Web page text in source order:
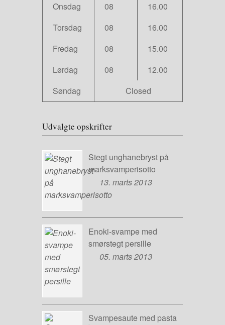
Onsdag
08
16.00
Torsdag
08
16.00
Fredag
08
15.00
Lørdag
08
12.00
Søndag
Closed
Udvalgte opskrifter
Stegt unghanebryst på
marksvamperisotto
13. marts 2013
Enoki-svampe med
smørstegt persille
05. marts 2013
Svampesaute med pasta